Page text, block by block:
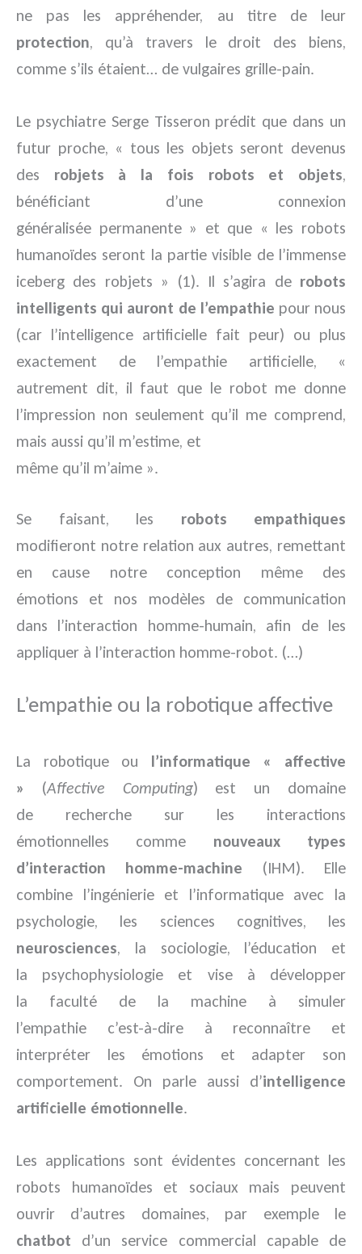
ne pas les appréhender, au titre de leur
protection, qu’à travers le droit des biens,
comme s’ils étaient… de vulgaires grille-pain.
Le psychiatre Serge Tisseron prédit que dans un
futur proche, « tous les objets seront devenus
des robjets à la fois robots et objets,
bénéficiant d’une connexion
généralisée permanente » et que « les robots
humanoïdes seront la partie visible de l’immense
iceberg des robjets » (1). Il s’agira de robots
intelligents qui auront de l’empathie pour nous
(car l’intelligence artificielle fait peur) ou plus
exactement de l’empathie artificielle, «
autrement dit, il faut que le robot me donne
l’impression non seulement qu’il me comprend,
mais aussi qu’il m’estime, et
même qu’il m’aime ».
Se faisant, les robots empathiques
modifieront notre relation aux autres, remettant
en cause notre conception même des
émotions et nos modèles de communication
dans l’interaction homme-humain, afin de les
appliquer à l’interaction homme-robot. (…)
L’empathie ou la robotique affective
La robotique ou l’informatique « affective
» (Affective Computing) est un domaine
de recherche sur les interactions
émotionnelles comme nouveaux types
d’interaction homme-machine (IHM). Elle
combine l’ingénierie et l’informatique avec la
psychologie, les sciences cognitives, les
neurosciences, la sociologie, l’éducation et
la psychophysiologie et vise à développer
la faculté de la machine à simuler
l’empathie c’est-à-dire à reconnaître et
interpréter les émotions et adapter son
comportement. On parle aussi d’intelligence
artificielle émotionnelle.
Les applications sont évidentes concernant les
robots humanoïdes et sociaux mais peuvent
ouvrir d’autres domaines, par exemple le
chatbot d’un service commercial capable de